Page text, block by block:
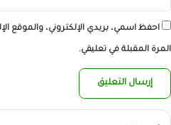
احفظ اسمي، بريدي الإلكتروني، والموقع
المرة المقبلة في تعليقي.